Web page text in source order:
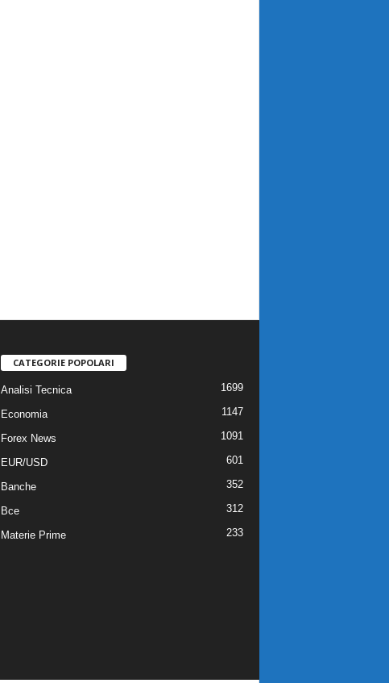
CATEGORIE POPOLARI
Analisi Tecnica 1699
Economia 1147
Forex News 1091
EUR/USD 601
Banche 352
Bce 312
Materie Prime 233